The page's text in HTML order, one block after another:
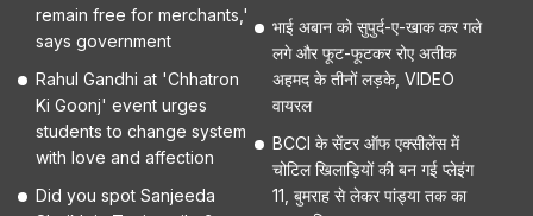
remain free for merchants,'
says government
Rahul Gandhi at 'Chhatron
Ki Goonj' event urges
students to change system
with love and affection
Did you spot Sanjeeda
भाई अबान को सुपुर्द-ए-खाक कर गले
लगे और फूट-फूटकर रोए अतीक
अहमद के तीनों लड़के, VIDEO
वायरल
BCCI के सेंटर ऑफ एक्सीलेंस में
चोटिल खिलाड़ियों की बन गई प्लेइंग
11, बुमराह से लेकर पांड्या तक का